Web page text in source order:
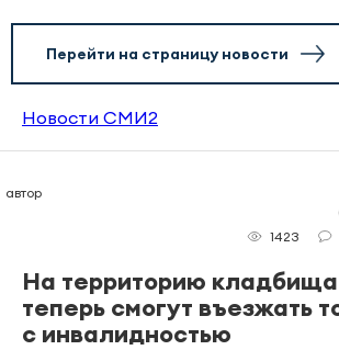
Перейти на страницу новости
Новости СМИ2
автор
1423
На территорию
теперь смогут въезжать
с инвалидностью